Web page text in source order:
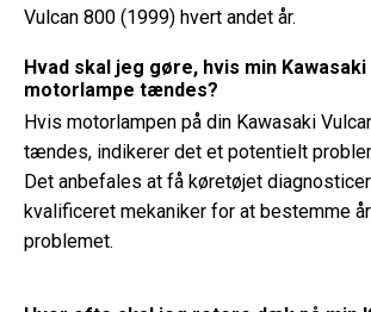
Vulcan 800 (1999) hvert andet år.
Hvad skal jeg gøre, hvis min Kawasaki
motorlampe tændes?
Hvis motorlampen på din Kawasaki
tændes, indikerer det et potentielt
Det anbefales at få køretøjet
kvalificeret mekaniker for at bestemme
problemet.